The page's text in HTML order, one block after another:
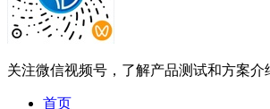
关注微信视频号，了解产品测试和方案介
首页